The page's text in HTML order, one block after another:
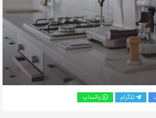
تلگرام واتساپ